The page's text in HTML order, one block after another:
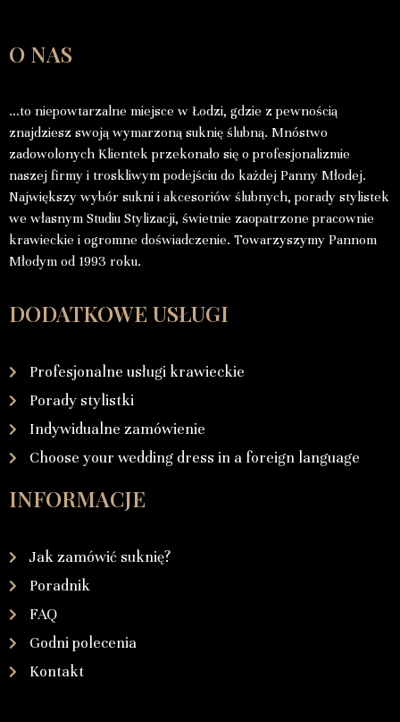
O NAS
…to niepowtarzalne miejsce w Łodzi, gdzie z pewnością
znajdziesz swoją wymarzoną suknię ślubną. Mnóstwo
zadowolonych Klientek przekonało się o profesjonalizmie
naszej firmy i troskliwym podejściu do każdej Panny Młodej.
Największy wybór sukni i akcesoriów ślubnych, porady stylistek
we własnym Studiu Stylizacji, świetnie zaopatrzone pracownie
krawieckie i ogromne doświadczenie. Towarzyszymy Pannom
Młodym od 1993 roku.
DODATKOWE USŁUGI
Profesjonalne usługi krawieckie
Porady stylistki
Indywidualne zamówienie
Choose your wedding dress in a foreign language
INFORMACJE
Jak zamówić suknię?
Poradnik
FAQ
Godni polecenia
Kontakt